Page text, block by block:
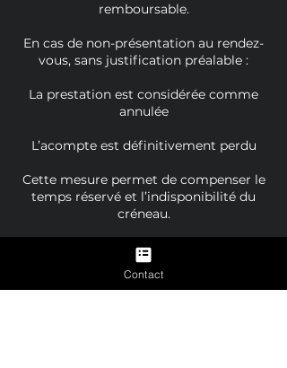
remboursable.
En cas de non-présentation au rendez-
vous, sans justification préalable :
La prestation est considérée comme
annulée
L’acompte est définitivement perdu
Cette mesure permet de compenser le
temps réservé et l’indisponibilité du
créneau.
🔄 Report de rendez-vous
Un report de séance est possible une
Contact